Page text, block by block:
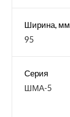
Ширина, мм
95
Серия
ШМА-5